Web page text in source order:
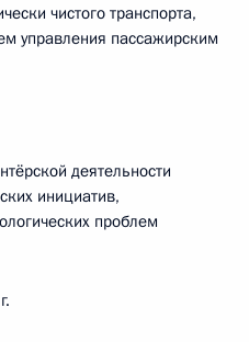
чистого транспорта,
управления пассажирским
деятельности
инициатив,
проблем